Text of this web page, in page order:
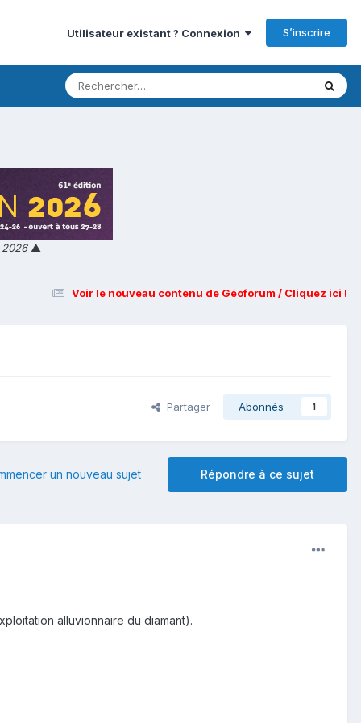
Utilisateur existant ? Connexion S’inscrire
▲
Voir le nouveau contenu de Géoforum / Cliquez ici !
Partager Abonnés 1
Répondre à ce sujet
un nouveau sujet
alluvionnaire du diamant).